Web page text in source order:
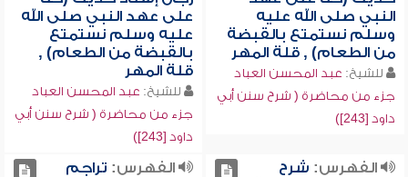
النبي صلى الله عليه
وسلم نستمتع بالقبضة
من الطعام) , قلة المهر
للشيخ: عبد المحسن العباد
جزء من محاضرة ( شرح سنن أبي
داود [243])
على عهد النبي صلى الله
عليه وسلم نستمتع
بالقبضة من الطعام) ,
قلة المهر
للشيخ: عبد المحسن العباد
جزء من محاضرة ( شرح سنن أبي
داود [243])
الفهرس: شرح
الفهرس: تراجم